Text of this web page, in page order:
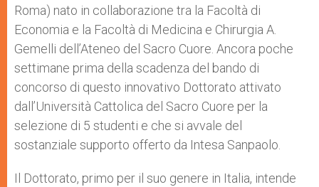
Roma) nato in collaborazione tra la Facoltà di
Economia e la Facoltà di Medicina e Chirurgia A.
Gemelli dell’Ateneo del Sacro Cuore. Ancora poche
settimane prima della scadenza del bando di
concorso di questo innovativo Dottorato attivato
dall’Università Cattolica del Sacro Cuore per la
selezione di 5 studenti e che si avvale del
sostanziale supporto offerto da Intesa Sanpaolo.
Il Dottorato, primo per il suo genere in Italia, intende